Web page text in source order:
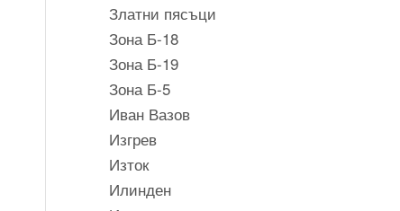
Златни пясъци
Зона Б-18
Зона Б-19
Зона Б-5
Иван Вазов
Изгрев
Изток
Илинден